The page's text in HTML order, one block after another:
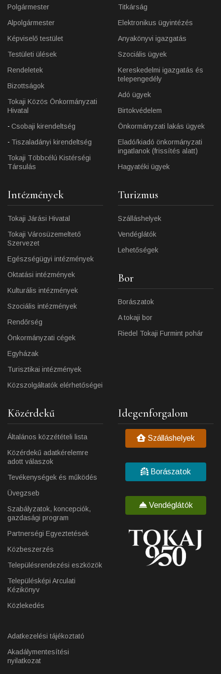
Polgármester
Alpolgármester
Képviselő testület
Testületi ülések
Rendeletek
Bizottságok
Tokaji Közös Önkormányzati
Hivatal
Csobaji kirendeltség
Tiszaladányi kirendeltség
Tokaji Többcélú Kistérségi
Társulás
Titkárság
Elektronikus ügyintézés
Anyakönyvi igazgatás
Szociális ügyek
Kereskedelmi igazgatás és
telepengedély
Adó ügyek
Birtokvédelem
Önkormányzati lakás ügyek
Eladó/kiadó önkormányzati
ingatlanok (frissítés alatt)
Hagyatéki ügyek
Intézmények
Tokaji Járási Hivatal
Tokaji Városüzemeltető
Szervezet
Egészségügyi intézmények
Oktatási intézmények
Kulturális intézmények
Szociális intézmények
Rendőrség
Önkormányzati cégek
Egyházak
Turisztikai intézmények
Közszolgáltatók elérhetőségei
Turizmus
Szálláshelyek
Vendéglátók
Lehetőségek
Bor
Borászatok
A tokaji bor
Riedel Tokaji Furmint pohár
Közérdekű
Általános közzétételi lista
Közérdekű adatkérelemre
adott válaszok
Tevékenységek és működés
Üvegzseb
Szabályzatok, koncepciók,
gazdasági program
Partnerségi Egyeztetések
Közbeszerzés
Településrendezési eszközök
Településképi Arculati
Kézikönyv
Közlekedés
Adatkezelési tájékoztató
Akadálymentesítési
nyilatkozat
Idegenforgalom
Szálláshelyek
Borászatok
Vendéglátók